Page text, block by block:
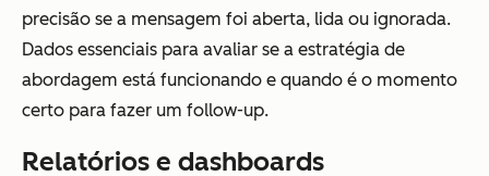
precisão se a mensagem foi aberta, lida ou ignorada.
Dados essenciais para avaliar se a estratégia de
abordagem está funcionando e quando é o momento
certo para fazer um follow-up.
Relatórios e dashboards